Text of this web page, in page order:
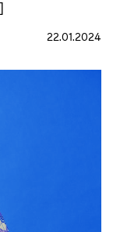
22.01.2024